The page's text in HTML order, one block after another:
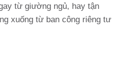
từ giường ngủ, hay tận
xuống từ ban công riêng tư